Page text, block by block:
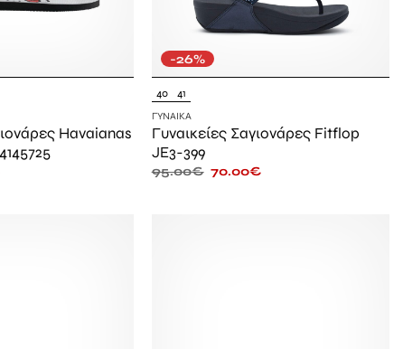
Havaianas
-26%
40 41
ΓΥΝΑΊΚΑ
Γυναικείες Σαγιονάρες Fitflop
JE3-399
95.00€ 70.00€